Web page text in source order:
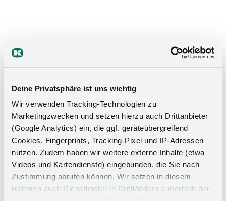
Deine Privatsphäre ist uns wichtig
Wir verwenden Tracking-Technologien zu
Marketingzwecken und setzen hierzu auch Drittanbieter
(Google Analytics) ein, die ggf. geräteübergreifend
Cookies, Fingerprints, Tracking-Pixel und IP-Adressen
nutzen. Zudem haben wir weitere externe Inhalte (etwa
Videos und Kartendienste) eingebunden, die Sie nach
Zustimmung abrufen können. Wir setzen in diesem
Rahmen auch Dienstleister in Drittländern außerhalb der
Das Stauraumwunder für Ihr
Badezimmer